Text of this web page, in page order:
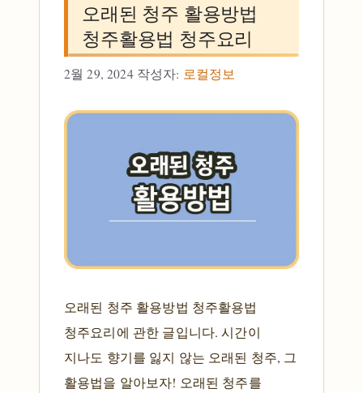
오래된 청주 활용방법
청주활용법 청주요리
2월 29, 2024 작성자: 로컬정보
오래된 청주 활용방법 청주활용법
청주요리에 관한 글입니다. 시간이
지나도 향기를 잃지 않는 오래된 청주, 그
활용법을 알아보자! 오래된 청주를